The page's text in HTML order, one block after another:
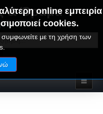
& Όραμα
ΟΝΕΙΡΟΚΡΙΤΗΣ
online εμπειρία
cookies.
με τη χρήση των